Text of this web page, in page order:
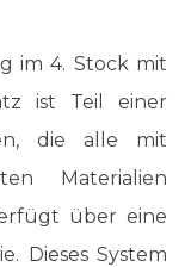
im 4. Stock mit
ist Teil einer
die alle mit
Materialien
über eine
Dieses System